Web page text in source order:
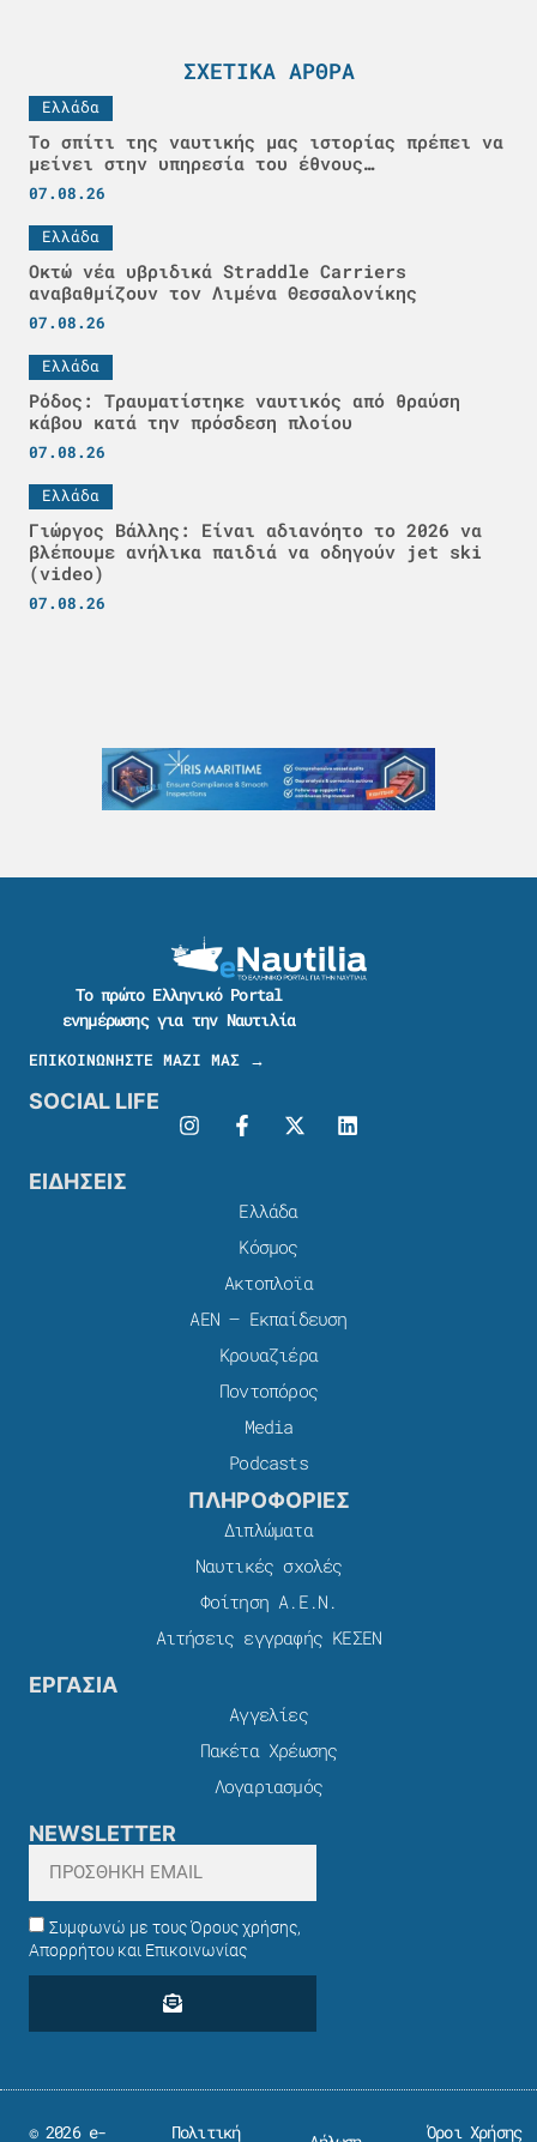
ΣΧΕΤΙΚΆ ΆΡΘΡΑ
Ελλάδα
Το σπίτι της ναυτικής μας ιστορίας πρέπει να
μείνει στην υπηρεσία του έθνους…
07.08.26
Ελλάδα
Οκτώ νέα υβριδικά Straddle Carriers
αναβαθμίζουν τον Λιμένα Θεσσαλονίκης
07.08.26
Ελλάδα
Ρόδος: Τραυματίστηκε ναυτικός από θραύση
κάβου κατά την πρόσδεση πλοίου
07.08.26
Ελλάδα
Γιώργος Βάλλης: Είναι αδιανόητο το 2026 να
βλέπουμε ανήλικα παιδιά να οδηγούν jet ski
(video)
07.08.26
Το πρώτο Ελληνικό Portal
ενημέρωσης για την Ναυτιλία
ΕΠΙΚΟΙΝΩΝΗΣΤΕ ΜΑΖΙ ΜΑΣ →
SOCIAL LIFE
ΕΙΔΗΣΕΙΣ
Ελλάδα
Κόσμος
Ακτοπλοϊα
ΑΕΝ – Εκπαίδευση
Κρουαζιέρα
Ποντοπόρος
Media
Podcasts
ΠΛΗΡΟΦΟΡΙΕΣ
Διπλώματα
Ναυτικές σχολές
Φοίτηση Α.Ε.Ν.
Αιτήσεις εγγραφής ΚΕΣΕΝ
ΕΡΓΑΣΙΑ
Αγγελίες
Πακέτα Χρέωσης​
Λογαριασμός
NEWSLETTER
Συμφωνώ με τους Όρους χρήσης,
Απορρήτου και Επικοινωνίας
© 2026 e- Πολιτική Όροι Χρήσης